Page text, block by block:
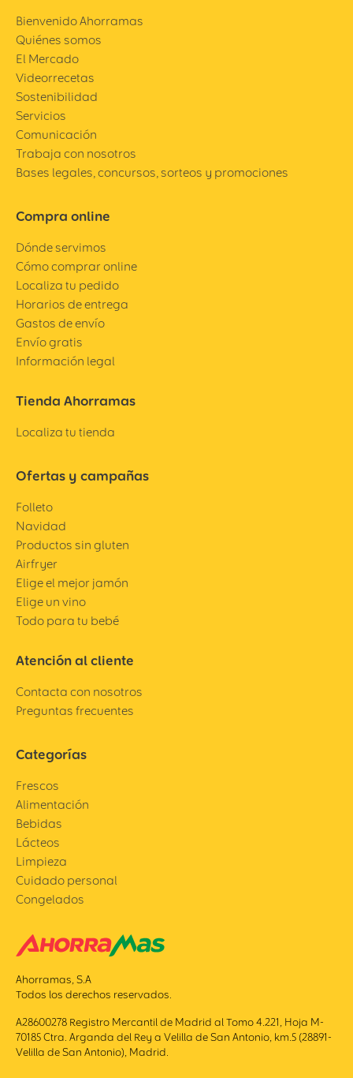
Bienvenido Ahorramas
Quiénes somos
El Mercado
Videorrecetas
Sostenibilidad
Servicios
Comunicación
Trabaja con nosotros
Bases legales, concursos, sorteos y promociones
Compra online
Dónde servimos
Cómo comprar online
Localiza tu pedido
Horarios de entrega
Gastos de envío
Envío gratis
Información legal
Tienda Ahorramas
Localiza tu tienda
Ofertas y campañas
Folleto
Navidad
Productos sin gluten
Airfryer
Elige el mejor jamón
Elige un vino
Todo para tu bebé
Atención al cliente
Contacta con nosotros
Preguntas frecuentes
Categorías
Frescos
Alimentación
Bebidas
Lácteos
Limpieza
Cuidado personal
Congelados
Ahorramas, S.A
Todos los derechos reservados.
A28600278 Registro Mercantil de Madrid al Tomo 4.221, Hoja M-
70185 Ctra. Arganda del Rey a Velilla de San Antonio, km.5 (28891-
Velilla de San Antonio), Madrid.